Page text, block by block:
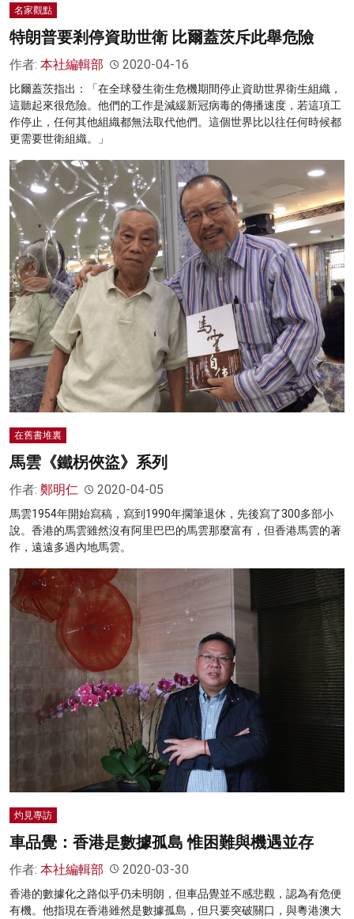
名家觀點
特朗普要剎停資助世衛 比爾蓋茨斥此舉危險
作者: 本社編輯部 2020-04-16
比爾蓋茨指出：「在全球發生衛生危機期間停止資助世界衛生組織，
這聽起來很危險。他們的工作是減緩新冠病毒的傳播速度，若這項工
作停止，任何其他組織都無法取代他們。這個世界比以往任何時候都
更需要世衛組織。」
在舊書堆裏
馬雲《鐵柺俠盜》系列
作者: 鄭明仁 2020-04-05
馬雲1954年開始寫稿，寫到1990年擱筆退休，先後寫了300多部小
說。香港的馬雲雖然沒有阿里巴巴的馬雲那麼富有，但香港馬雲的著
作，遠遠多過內地馬雲。
灼見專訪
車品覺：香港是數據孤島 惟困難與機遇並存
作者: 本社編輯部 2020-03-30
香港的數據化之路似乎仍未明朗，但車品覺並不感悲觀，認為有危便
有機。他指現在香港雖然是數據孤島，但只要突破關口，與粵港澳大